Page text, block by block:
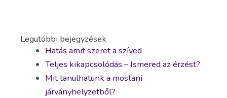
Legutóbbi bejegyzések
Hatás amit szeret a szíved
Teljes kikapcsolódás – Ismered az érzést?
Mit tanulhatunk a mostani
járványhelyzetből?